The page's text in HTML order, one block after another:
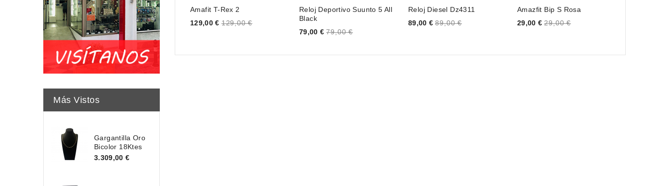
Más Vistos
Gargantilla Oro
Bicolor 18Ktes
3.309,00 €
Amafit T-Rex 2
Price
129,00 € 129,00 €
Reloj Deportivo Suunto 5 All
Black
Price
79,00 € 79,00 €
Reloj Diesel Dz4311
Price
89,00 € 89,00 €
Amazfit Bip S Rosa
Price
29,00 € 29,00 €